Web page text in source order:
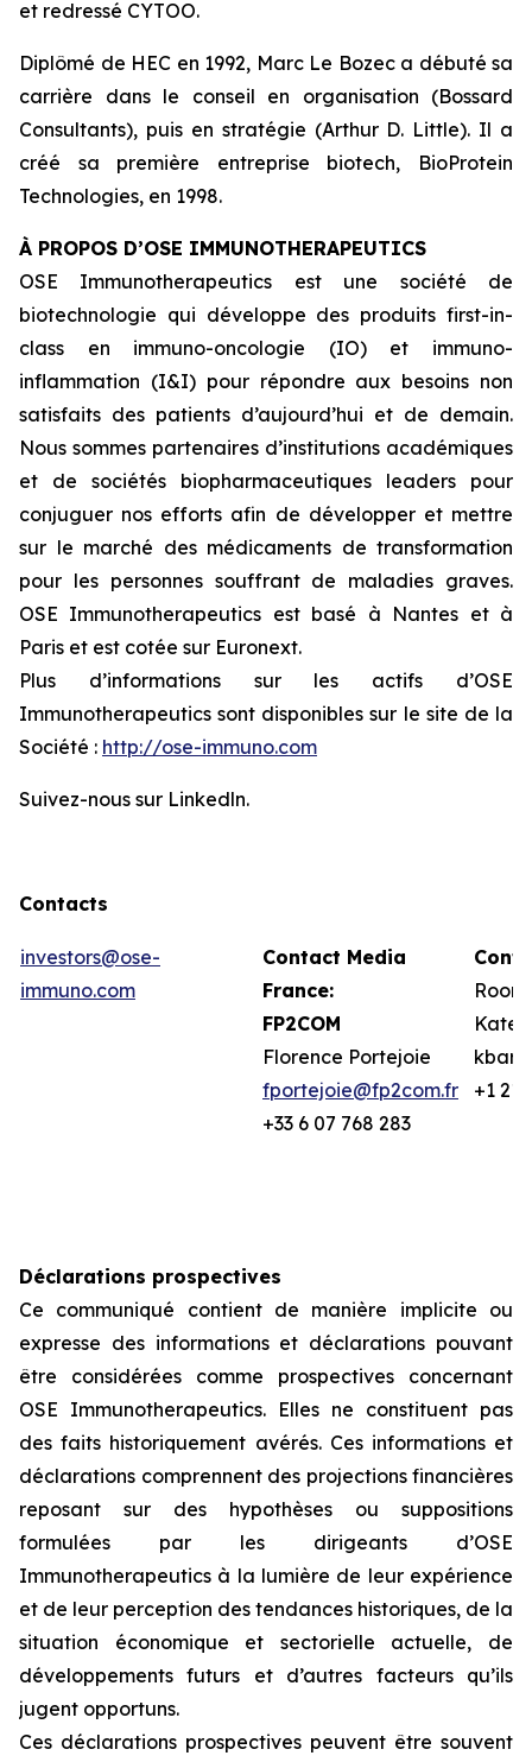
et redressé CYTOO.
Diplômé de HEC en 1992, Marc Le Bozec a débuté sa
carrière dans le conseil en organisation (Bossard
Consultants), puis en stratégie (Arthur D. Little). Il a
créé sa première entreprise biotech, BioProtein
Technologies, en 1998.
À PROPOS D’OSE IMMUNOTHERAPEUTICS
OSE Immunotherapeutics est une société de
biotechnologie qui développe des produits first-in-
class en immuno-oncologie (IO) et immuno-
inflammation (I&I) pour répondre aux besoins non
satisfaits des patients d’aujourd’hui et de demain.
Nous sommes partenaires d’institutions académiques
et de sociétés biopharmaceutiques leaders pour
conjuguer nos efforts afin de développer et mettre
sur le marché des médicaments de transformation
pour les personnes souffrant de maladies graves.
OSE Immunotherapeutics est basé à Nantes et à
Paris et est cotée sur Euronext.
Plus d’informations sur les actifs d’OSE
Immunotherapeutics sont disponibles sur le site de la
Société : http://ose-immuno.com
Suivez-nous sur Linkedln.
Contacts
investors@ose-
immuno.com
Contact Media
France:
FP2COM
Florence Portejoie
fportejoie@fp2com.fr
+33 6 07 768 283
Kate
+1
Déclarations prospectives
Ce communiqué contient de manière implicite ou
expresse des informations et déclarations pouvant
être considérées comme prospectives concernant
OSE Immunotherapeutics. Elles ne constituent pas
des faits historiquement avérés. Ces informations et
déclarations comprennent des projections financières
reposant sur des hypothèses ou suppositions
formulées par les dirigeants d’OSE
Immunotherapeutics à la lumière de leur expérience
et de leur perception des tendances historiques, de la
situation économique et sectorielle actuelle, de
développements futurs et d’autres facteurs qu’ils
jugent opportuns.
Ces déclarations prospectives peuvent être souvent